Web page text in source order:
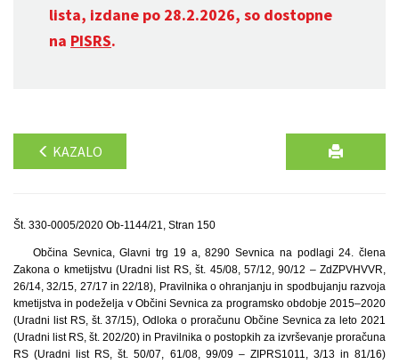
lista, izdane po 28.2.2026, so dostopne
na PISRS.
KAZALO
Št. 330-0005/2020 Ob-1144/21, Stran 150
Občina Sevnica, Glavni trg 19 a, 8290 Sevnica na podlagi 24. člena
Zakona o kmetijstvu (Uradni list RS, št. 45/08, 57/12, 90/12 – ZdZPVHVVR,
26/14, 32/15, 27/17 in 22/18), Pravilnika o ohranjanju in spodbujanju razvoja
kmetijstva in podeželja v Občini Sevnica za programsko obdobje 2015–2020
(Uradni list RS, št. 37/15), Odloka o proračunu Občine Sevnica za leto 2021
(Uradni list RS, št. 202/20) in Pravilnika o postopkih za izvrševanje proračuna
RS (Uradni list RS, št. 50/07, 61/08, 99/09 – ZIPRS1011, 3/13 in 81/16)